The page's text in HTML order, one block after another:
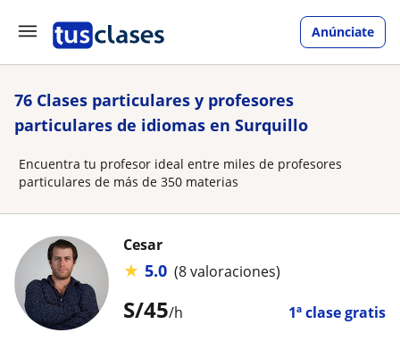
Anúnciate
76 Clases particulares y profesores
particulares de idiomas en Surquillo
Encuentra tu profesor ideal entre miles de profesores
particulares de más de 350 materias
S/45/h 1ª clase gratis
Cesar
★ 5.0 (8 valoraciones)